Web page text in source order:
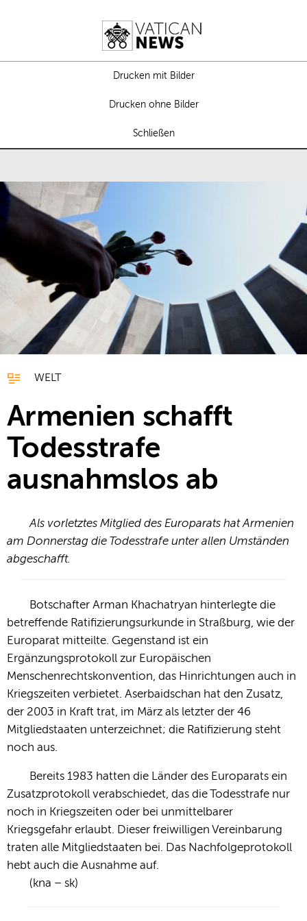
Drucken mit Bilder
Drucken ohne Bilder
Schließen
WELT
Armenien schafft
Todesstrafe
ausnahmslos ab
Als vorletztes Mitglied des Europarats hat Armenien
am Donnerstag die Todesstrafe unter allen Umständen
abgeschafft.
Botschafter Arman Khachatryan hinterlegte die
betreffende Ratifizierungsurkunde in Straßburg, wie der
Europarat mitteilte. Gegenstand ist ein
Ergänzungsprotokoll zur Europäischen
Menschenrechtskonvention, das Hinrichtungen auch in
Kriegszeiten verbietet. Aserbaidschan hat den Zusatz,
der 2003 in Kraft trat, im März als letzter der 46
Mitgliedstaaten unterzeichnet; die Ratifizierung steht
noch aus.
Bereits 1983 hatten die Länder des Europarats ein
Zusatzprotokoll verabschiedet, das die Todesstrafe nur
noch in Kriegszeiten oder bei unmittelbarer
Kriegsgefahr erlaubt. Dieser freiwilligen Vereinbarung
traten alle Mitgliedstaaten bei. Das Nachfolgeprotokoll
hebt auch die Ausnahme auf.
(kna – sk)